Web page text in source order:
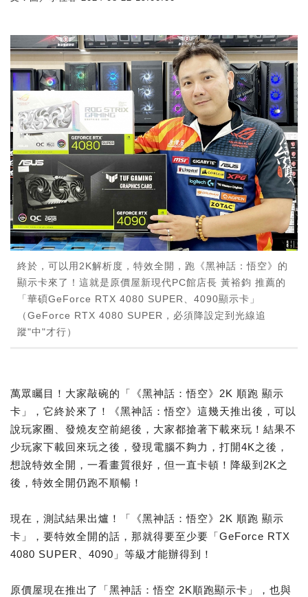
終於，可以用2K解析度，特效全開，跑《黑神話：悟空》的
顯示卡來了！這就是原價屋新現代PC館店長 黃裕鈞 推薦的
「華碩GeForce RTX 4080 SUPER、4090顯示卡」
（GeForce RTX 4080 SUPER，必須降設定到光線追
蹤"中"才行）
萬眾矚目！大家敲碗的「《黑神話：悟空》2K 順跑 顯示
卡」，它終於來了！《黑神話：悟空》這幾天推出後，可以
說玩家圈、發燒友空前絕後，大家都搶著下載來玩！結果不
少玩家下載回來玩之後，發現電腦不夠力，打開4K之後，
想說特效全開，一看畫質很好，但一直卡頓！降級到2K之
後，特效全開仍跑不順暢！
現在，測試結果出爐！「《黑神話：悟空》2K 順跑 顯示
卡」，要特效全開的話，那就得要至少要「GeForce RTX
4080 SUPER、4090」等級才能辦得到！
原價屋現在推出了「黑神話：悟空 2K順跑顯示卡」，也與